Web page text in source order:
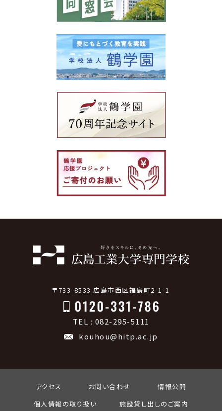
〒733-8533 広島市西区福島町2-1-1
TEL : 082-295-5111
kouhou@hitp.ac.jp
アクセス お問い合わせ
情報公開
個人情報の取り扱い
施設貸し出しのご案内